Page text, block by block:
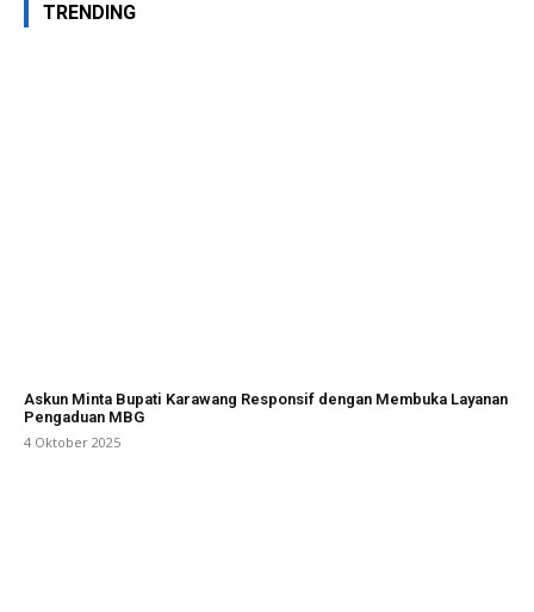
TRENDING
Askun Minta Bupati Karawang Responsif dengan Membuka Layanan
Pengaduan MBG
4 Oktober 2025